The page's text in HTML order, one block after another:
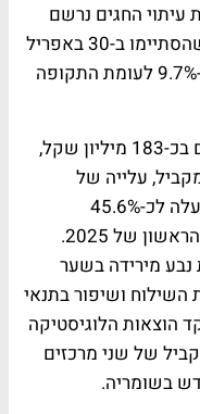
עיתוי החגים נרשם
גידול בפעילות. בארבעת החודשים שהסתיימו ב-30 באפריל
2026, צמח המכר בחנויות הזהות בכ-9.7% לעומת התקופה
הרווח הגולמי של מקס סטוק הסתכם בכ-183 מיליון שקל,
המקביל, עלייה של
כ-28%. כמו כן, שיעור הרווח הגולמי עלה לכ-45.6%
מההכנסות, לעומת כ-42.3% ברבעון הראשון של 2025.
נבע מירידה בשער
השילוח ושיפור בתנאי
הוצאות הלוגיסטיקה
של שני מרכזים
בשומריה.